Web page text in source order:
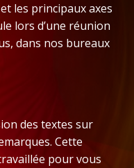
les principaux axes
lors d’une réunion
dans nos bureaux
des textes sur
Cette
pour vous